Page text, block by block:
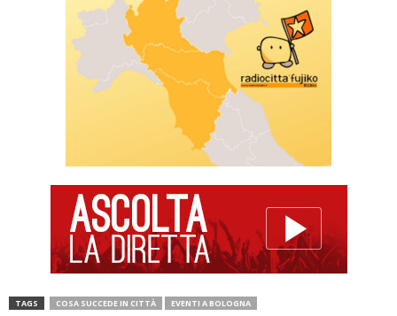
TAGS COSA SUCCEDE IN CITTÀ EVENTI A BOLOGNA